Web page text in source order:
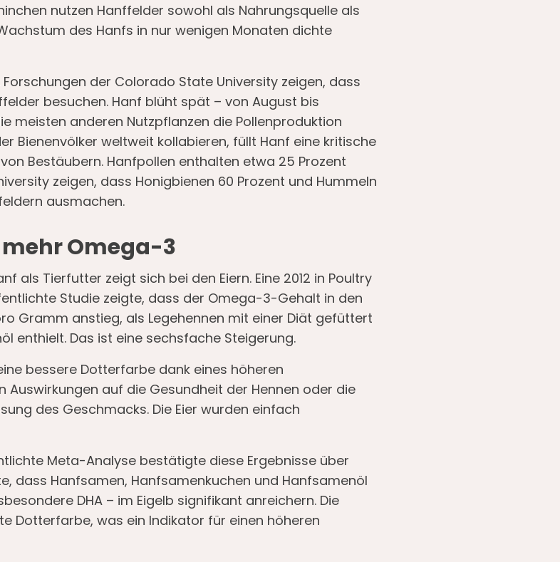
nutzen Hanffelder sowohl als Nahrungsquelle als
des Hanfs in nur wenigen Monaten dichte
der Colorado State University zeigen, dass
besuchen. Hanf blüht spät – von August bis
meisten anderen Nutzpflanzen die Pollenproduktion
Bienenvölker weltweit kollabieren, füllt Hanf eine kritische
Bestäubern. Hanfpollen enthalten etwa 25 Prozent
zeigen, dass Honigbienen 60 Prozent und Hummeln
ausmachen.
Omega-3
als Tierfutter zeigt sich bei den Eiern. Eine 2012 in Poultry
Studie zeigte, dass der Omega-3-Gehalt in den
Gramm anstieg, als Legehennen mit einer Diät gefüttert
enthielt. Das ist eine sechsfache Steigerung.
bessere Dotterfarbe dank eines höheren
auf die Gesundheit der Hennen oder die
des Geschmacks. Die Eier wurden einfach
Meta-Analyse bestätigte diese Ergebnisse über
dass Hanfsamen, Hanfsamenkuchen und Hanfsamenöl
DHA – im Eigelb signifikant anreichern. Die
Dotterfarbe, was ein Indikator für einen höheren